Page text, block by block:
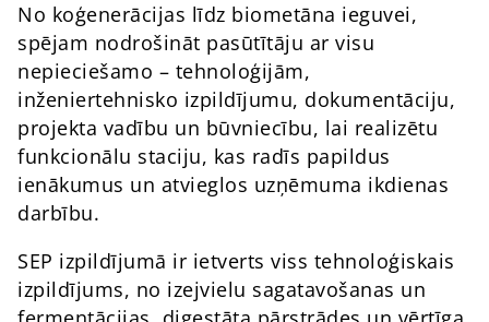
No koģenerācijas līdz biometāna ieguvei,
spējam nodrošināt pasūtītāju ar visu
nepieciešamo – tehnoloģijām,
inženiertehnisko izpildījumu, dokumentāciju,
projekta vadību un būvniecību, lai realizētu
funkcionālu staciju, kas radīs papildus
ienākumus un atvieglos uzņēmuma ikdienas
darbību.
SEP izpildījumā ir ietverts viss tehnoloģiskais
izpildījums, no izejvielu sagatavošanas un